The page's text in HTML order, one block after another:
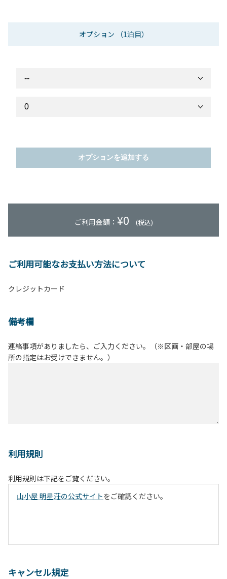
オプション （1泊目）
オプションを追加する
ご利用金額： ¥0 (税込)
ご利用可能なお支払い方法について
クレジットカード
備考欄
連絡事項がありましたら、ご入力ください。（※区画・部屋の場
所の指定はお受けできません。）
利用規則
利用規則は下記をご覧ください。
山小屋 明星荘の公式サイトをご確認ください。
キャンセル規定